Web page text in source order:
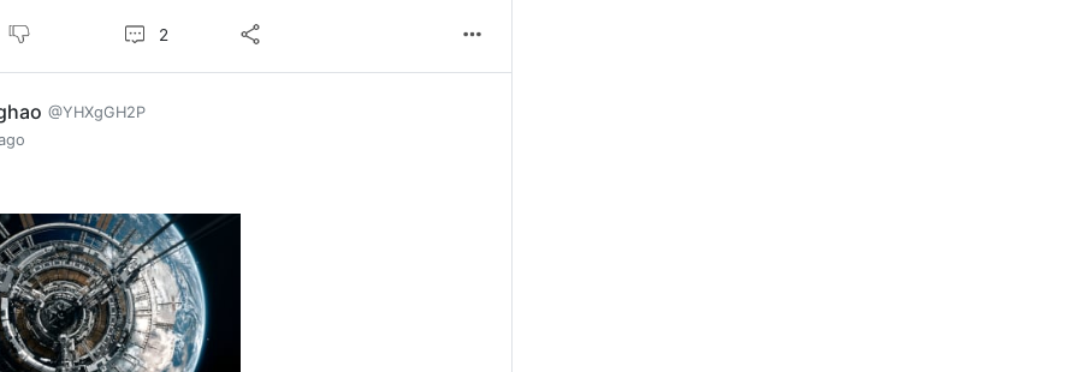
2
@YHXgGH2P